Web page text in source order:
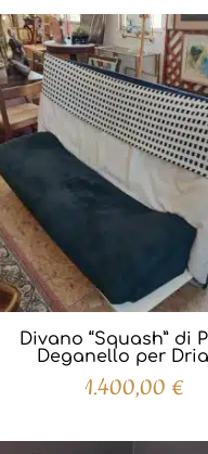
Divano “Squash” di
Deganello per
1.400,00 €